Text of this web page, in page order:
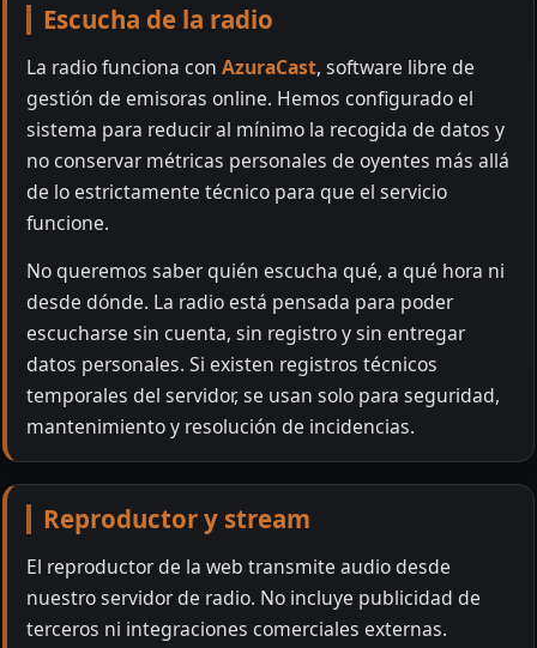
Escucha de la radio
La radio funciona con AzuraCast, software libre de
gestión de emisoras online. Hemos configurado el
sistema para reducir al mínimo la recogida de datos y
no conservar métricas personales de oyentes más allá
de lo estrictamente técnico para que el servicio
funcione.
No queremos saber quién escucha qué, a qué hora ni
desde dónde. La radio está pensada para poder
escucharse sin cuenta, sin registro y sin entregar
datos personales. Si existen registros técnicos
temporales del servidor, se usan solo para seguridad,
mantenimiento y resolución de incidencias.
Reproductor y stream
El reproductor de la web transmite audio desde
nuestro servidor de radio. No incluye publicidad de
terceros ni integraciones comerciales externas.